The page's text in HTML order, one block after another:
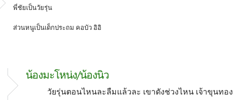
พี่ชัยเป็นวัยรุ่น
ส่วนหนูเป็นเด็กประถม คอบัว อิอิ
น้องมะโหน่ง/น้องนิว
วัยรุ่นตอนไหนละลืมแล้วละ เขาดังช่วงไหน เจ้าขุนทอง